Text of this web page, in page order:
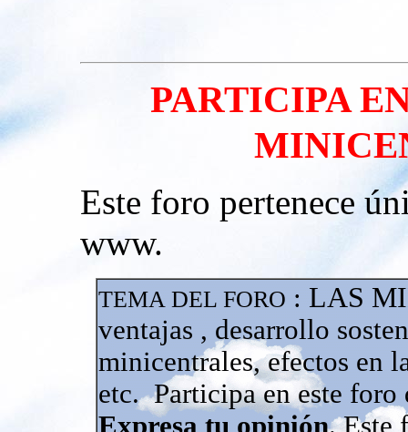
PARTICIPA
Este foro pertenece
www.
TEMA DEL FORO : LAS
ventajas , desarrollo
minicentrales, efectos en
etc. Participa en este foro
Expresa tu opinión. Este